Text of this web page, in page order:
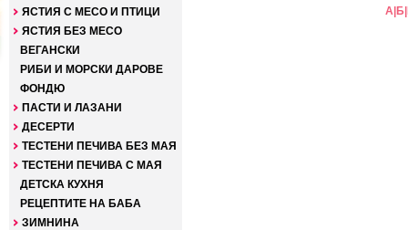
ЯСТИЯ С МЕСО И ПТИЦИ
ЯСТИЯ БЕЗ МЕСО
ВЕГАНСКИ
РИБИ И МОРСКИ ДАРОВЕ
ФОНДЮ
ПАСТИ И ЛАЗАНИ
ДЕСЕРТИ
ТЕСТЕНИ ПЕЧИВА БЕЗ МАЯ
ТЕСТЕНИ ПЕЧИВА С МАЯ
ДЕТСКА КУХНЯ
РЕЦЕПТИТЕ НА БАБА
ЗИМНИНА
А Б